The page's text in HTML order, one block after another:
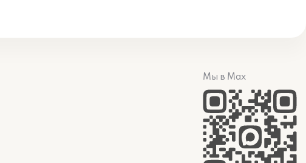
Мы в Max